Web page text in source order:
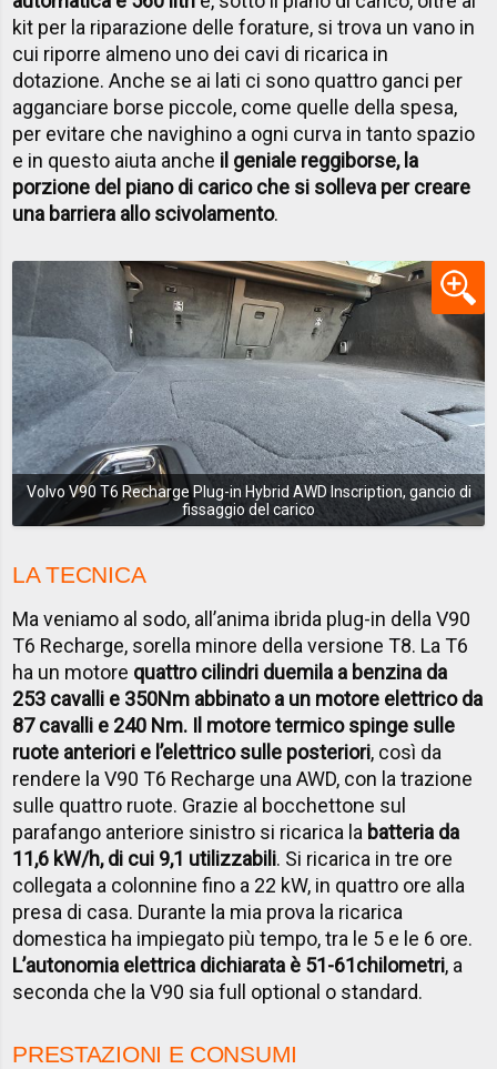
kit per la riparazione delle forature, si trova un vano in
cui riporre almeno uno dei cavi di ricarica in
dotazione. Anche se ai lati ci sono quattro ganci per
agganciare borse piccole, come quelle della spesa,
per evitare che navighino a ogni curva in tanto spazio
e in questo aiuta anche il geniale reggiborse, la
porzione del piano di carico che si solleva per creare
una barriera allo scivolamento.
Volvo V90 T6 Recharge Plug-in Hybrid AWD Inscription, gancio di
fissaggio del carico
LA TECNICA
Ma veniamo al sodo, all’anima ibrida plug-in della V90
T6 Recharge, sorella minore della versione T8. La T6
ha un motore quattro cilindri duemila a benzina da
253 cavalli e 350Nm abbinato a un motore elettrico da
87 cavalli e 240 Nm. Il motore termico spinge sulle
ruote anteriori e l’elettrico sulle posteriori, così da
rendere la V90 T6 Recharge una AWD, con la trazione
sulle quattro ruote. Grazie al bocchettone sul
parafango anteriore sinistro si ricarica la batteria da
11,6 kW/h, di cui 9,1 utilizzabili. Si ricarica in tre ore
collegata a colonnine fino a 22 kW, in quattro ore alla
presa di casa. Durante la mia prova la ricarica
domestica ha impiegato più tempo, tra le 5 e le 6 ore.
L’autonomia elettrica dichiarata è 51-61chilometri, a
seconda che la V90 sia full optional o standard.
PRESTAZIONI E CONSUMI